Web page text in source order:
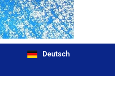
Deutsch